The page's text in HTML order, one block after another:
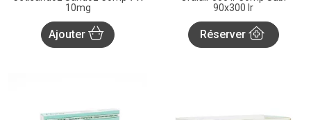
10mg
Ajouter
90x300 Ir
Réserver